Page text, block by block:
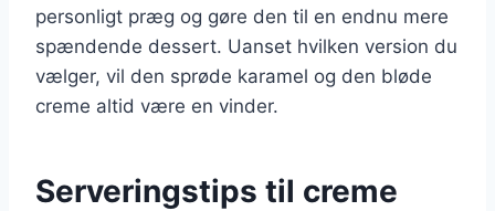
personligt præg og gøre den til en endnu mere
spændende dessert. Uanset hvilken version du
vælger, vil den sprøde karamel og den bløde
creme altid være en vinder.
Serveringstips til creme